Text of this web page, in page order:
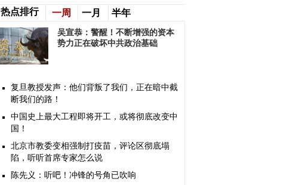
热点排行 一周 一月 半年
吴宣恭：警醒！不断增强的资本
势力正在破坏中共政治基础
复旦教授发声：他们背叛了我们，正在暗中截
断我们的路！
中国史上最大工程即将开工，或将彻底改变中
国！
北京市教委变相强制打疫苗，评论区彻底塌
陷，听听首席专家怎么说
陈先义：听吧！冲锋的号角已吹响